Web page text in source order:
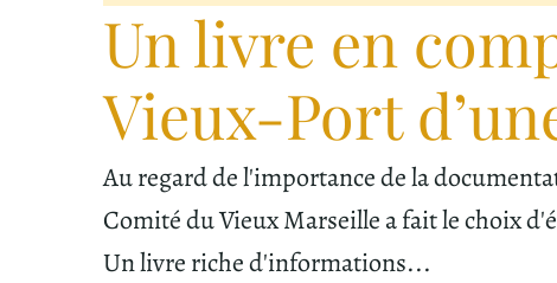
Un livre en
Vieux-Port
Au regard de l'importance de la
Comité du Vieux Marseille a fait le choix
Un livre riche d'informations...